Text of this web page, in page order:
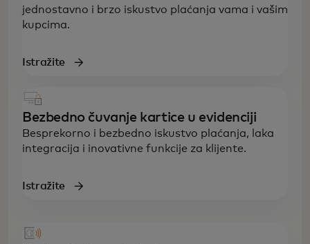
jednostavno i brzo iskustvo plaćanja vama i vašim
kupcima.
Istražite
Bezbedno čuvanje kartice u evidenciji
Besprekorno i bezbedno iskustvo plaćanja, laka
integracija i inovativne funkcije za klijente.
Istražite